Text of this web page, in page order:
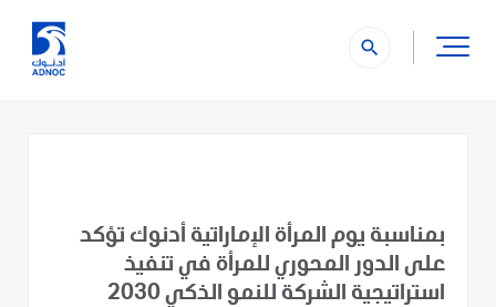
search
بمناسبة يوم المرأة الإماراتية أدنوك تؤكد
على الدور المحوري للمرأة في تنفيذ
استراتيجية الشركة للنمو الذكي 2030